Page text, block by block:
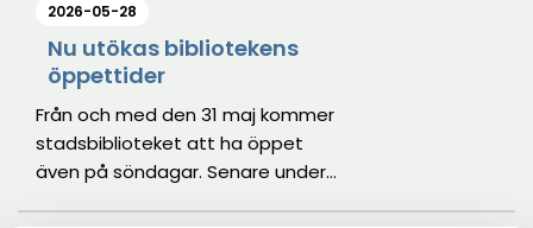
Hovsjö och på Bergviksgatan.
2026-05-28
Nu utökas bibliotekens
öppettider
Från och med den 31 maj kommer
stadsbiblioteket att ha öppet
även på söndagar. Senare under